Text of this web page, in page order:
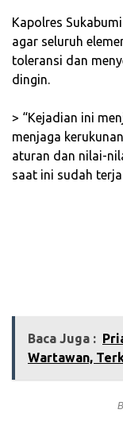
‎Kapolres
agar seluruh
toleransi dan
dingin.
‎> “Kejadian ini
menjaga
aturan dan nilai-
saat ini sudah
Baca Juga :
Wartawan,